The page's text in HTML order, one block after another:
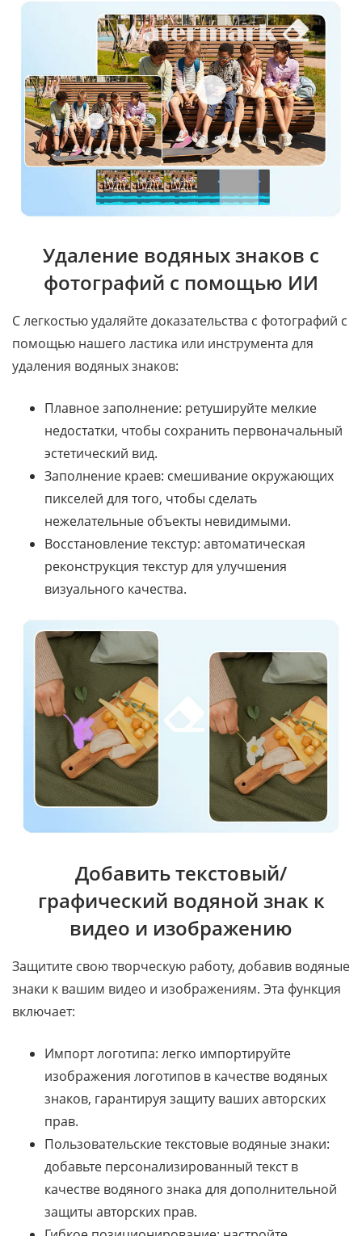
Удаление водяных знаков с
фотографий с помощью ИИ
С легкостью удаляйте доказательства с фотографий с
помощью нашего ластика или инструмента для
удаления водяных знаков:
Плавное заполнение: ретушируйте мелкие
недостатки, чтобы сохранить первоначальный
эстетический вид.
Заполнение краев: смешивание окружающих
пикселей для того, чтобы сделать
нежелательные объекты невидимыми.
Восстановление текстур: автоматическая
реконструкция текстур для улучшения
визуального качества.
Добавить текстовый/
графический водяной знак к
видео и изображению
Защитите свою творческую работу, добавив водяные
знаки к вашим видео и изображениям. Эта функция
включает:
Импорт логотипа: легко импортируйте
изображения логотипов в качестве водяных
знаков, гарантируя защиту ваших авторских
прав.
Пользовательские текстовые водяные знаки:
добавьте персонализированный текст в
качестве водяного знака для дополнительной
защиты авторских прав.